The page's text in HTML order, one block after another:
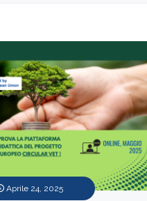
Aprile 24, 2025